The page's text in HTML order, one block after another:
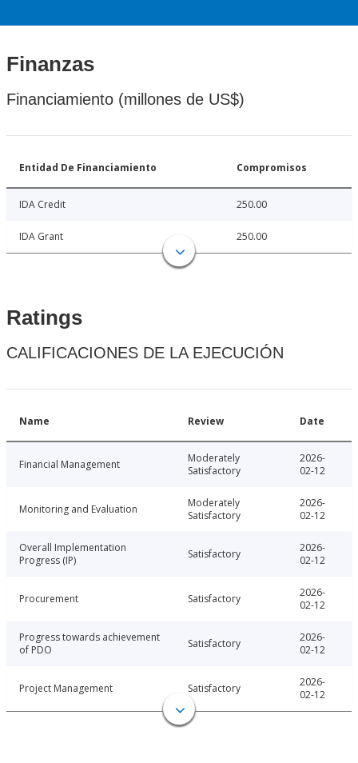
Finanzas
Financiamiento (millones de US$)
Entidad De Financiamiento Compromisos
IDA Credit 250.00
IDA Grant 250.00
Ratings
CALIFICACIONES DE LA EJECUCIÓN
Name Review Date
Financial Management
Moderately
Satisfactory
2026-
02-12
Monitoring and Evaluation
Moderately
Satisfactory
2026-
02-12
Overall Implementation
Progress (IP)
Satisfactory
2026-
02-12
Procurement Satisfactory
2026-
02-12
Progress towards achievement
of PDO
Satisfactory
2026-
02-12
Project Management Satisfactory
2026-
02-12